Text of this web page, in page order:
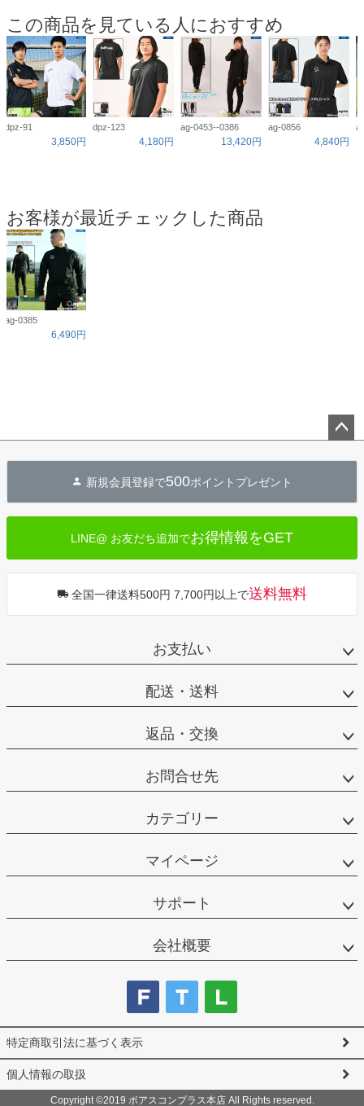
この商品を見ている人におすすめ
dpz-91
3,850円
dpz-123
4,180円
ag-0453--0386
13,420円
ag-0856
4,840円
お客様が最近チェックした商品
ag-0385
6,490円
へ
新規会員登録で500ポイントプレゼント
LINE@ お友だち追加でお得情報をGET
全国一律送料500円 7,700円以上で送料無料
お支払い
配送・送料
返品・交換
お問合せ先
カテゴリー
マイページ
サポート
会社概要
特定商取引法に基づく表示
個人情報の取扱
Copyright ©2019 ボアスコンプラス本店 All Rights reserved.